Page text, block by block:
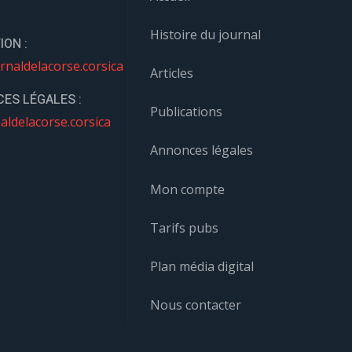
:
LÉGALES :
Histoire du journal
Articles
Publications
Annonces légales
Mon compte
Tarifs pubs
Plan média digital
Nous contacter